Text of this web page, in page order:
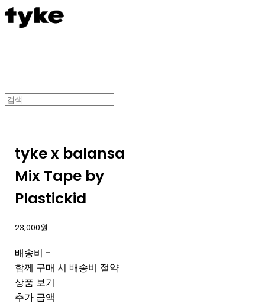
tyke x balansa
Mix Tape by
Plastickid
23,000원
배송비 -
함께 구매 시 배송비 절약
상품 보기
추가 금액